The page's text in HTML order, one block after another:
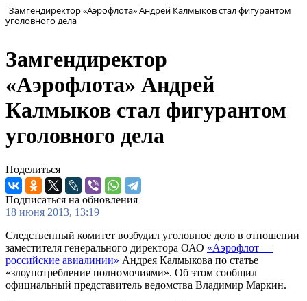
Замгендиректор «Аэрофлота» Андрей Калмыков стал фигурантом
уголовного дела
Замгендиректор
«Аэрофлота» Андрей
Калмыков стал фигурантом
уголовного дела
Поделиться
Подписаться на обновления
18 июня 2013, 13:19
Следственный комитет возбудил уголовное дело в отношении
заместителя генерального директора ОАО «Аэрофлот —
российские авиалинии» Андрея Калмыкова по статье
«злоупотребление полномочиями». Об этом сообщил
официальный представитель ведомства Владимир Маркин.